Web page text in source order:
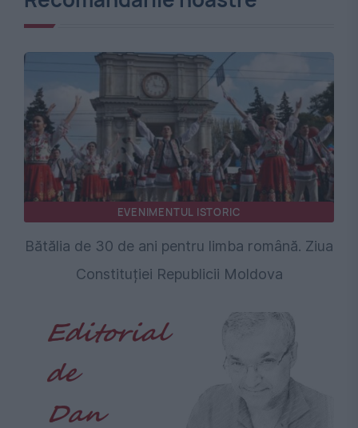
EVENIMENTUL ISTORIC
Bătălia de 30 de ani pentru limba română. Ziua
Constituției Republicii Moldova